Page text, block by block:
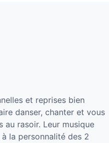
et reprises bien
danser, chanter et vous
au rasoir. Leur musique
la personnalité des 2